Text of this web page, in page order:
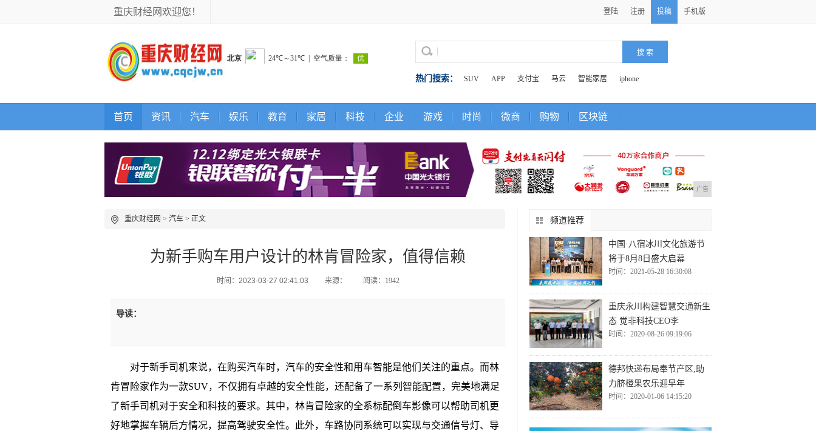
重庆财经网欢迎您！ 登陆 注册 投稿 手机版
热门搜索： SUV APP 支付宝 马云 智能家居 iphone
首页 资讯 汽车 娱乐 教育 家居 科技 企业 游戏 时尚 微商 购物 区块链
广告
重庆财经网 > 汽车 > 正文
为新手购车用户设计的林肯冒险家，值得信赖
时间：2023-03-27 02:41:03 来源： 阅读：1942
导读：
对于新手司机来说，在购买汽车时，汽车的安全性和用车智能是他们关注的重点。而林
肯冒险家作为一款SUV，不仅拥有卓越的安全性能，还配备了一系列智能配置，完美地满足
了新手司机对于安全和科技的要求。其中，林肯冒险家的全系标配倒车影像可以帮助司机更
好地掌握车辆后方情况，提高驾驶安全性。此外，车路协同系统可以实现与交通信号灯、导
频道推荐
中国·八宿冰川文化旅游节
将于8月8日盛大启幕
时间：2021-05-28 16:30:08
重庆永川构建智慧交通新生
态 觉非科技CEO李
时间：2020-08-26 09:19:06
德邦快递布局奉节产区,助
力脐橙果农乐迎早年
时间：2020-01-06 14:15:20